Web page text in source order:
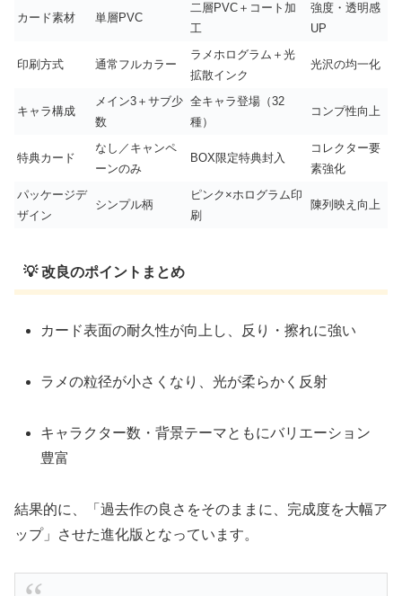
カード素材 単層PVC
二層PVC＋コート加
工
強度・透明感
UP
印刷方式 通常フルカラー
ラメホログラム＋光
拡散インク
光沢の均一化
キャラ構成
メイン3＋サブ少
数
全キャラ登場（32
種）
コンプ性向上
特典カード
なし／キャンペ
ーンのみ
BOX限定特典封入
コレクター要
素強化
パッケージデ
ザイン
シンプル柄
ピンク×ホログラム印
刷
陳列映え向上
💡 改良のポイントまとめ
カード表面の耐久性が向上し、反り・擦れに強い
ラメの粒径が小さくなり、光が柔らかく反射
キャラクター数・背景テーマともにバリエーション
豊富
結果的に、「過去作の良さをそのままに、完成度を大幅ア
ップ」させた進化版となっています。